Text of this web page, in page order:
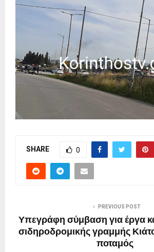
SHARE 0
PREVIOUS POST
Υπεγράφη σύμβαση για έργα
σιδηροδρομικής γραμμής
ποταμός